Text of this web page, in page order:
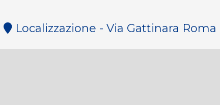
Localizzazione - Via Gattinara Roma